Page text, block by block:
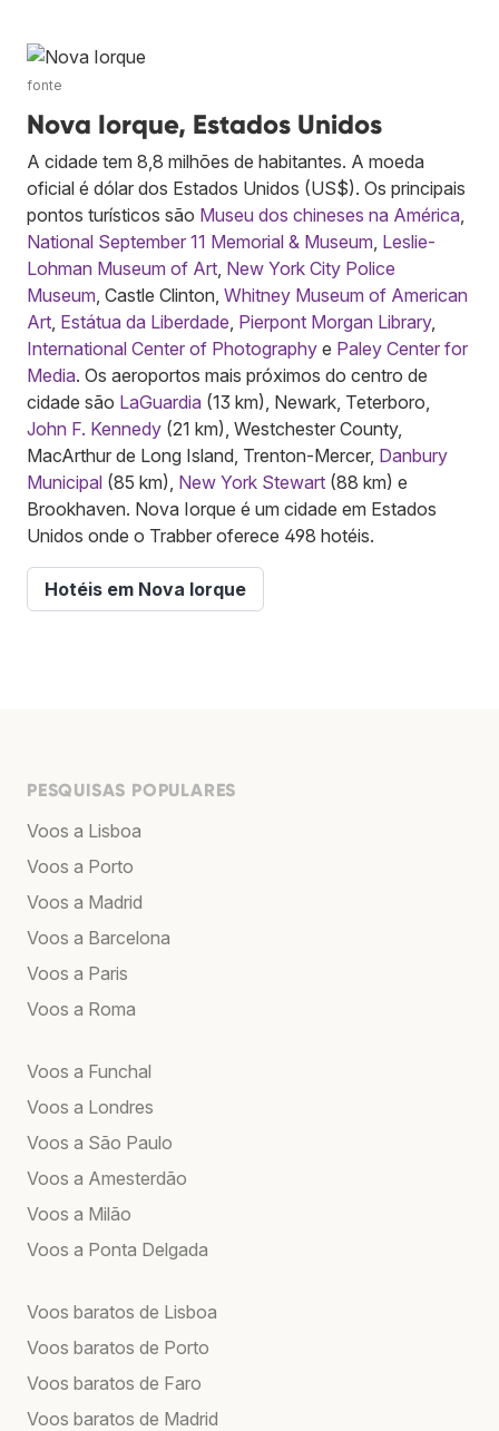
fonte
Nova Iorque, Estados Unidos
A cidade tem 8,8 milhões de habitantes. A moeda
oficial é dólar dos Estados Unidos (US$). Os principais
pontos turísticos são Museu dos chineses na América
National September 11 Memorial & Museum Leslie-
Lohman Museum of Art New York City Police
Museum , Castle Clinton, Whitney Museum of American
Art Estátua da Liberdade Pierpont Morgan Library,
International Center of Photography e Paley Center for
Media. Os aeroportos mais próximos do centro de
cidade são LaGuardia (13 km), Newark, Teterboro,
John F. Kennedy (21 km), Westchester County,
MacArthur de Long Island, Trenton-Mercer, Danbury
Municipal (85 km), New York Stewart (88 km) e
Brookhaven. Nova Iorque é um cidade em Estados
Unidos onde o Trabber oferece 498 hotéis.
Hotéis em Nova Iorque
PESQUISAS POPULARES
Voos a Lisboa
Voos a Porto
Voos a Madrid
Voos a Barcelona
Voos a Paris
Voos a Roma
Voos a Funchal
Voos a Londres
Voos a São Paulo
Voos a Amesterdão
Voos a Milão
Voos a Ponta Delgada
Voos baratos de Lisboa
Voos baratos de Porto
Voos baratos de Faro
Voos baratos de Madrid